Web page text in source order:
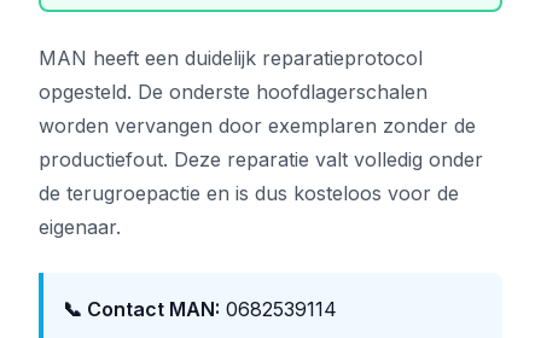
MAN heeft een duidelijk reparatieprotocol
opgesteld. De onderste hoofdlagerschalen
worden vervangen door exemplaren zonder de
productiefout. Deze reparatie valt volledig onder
de terugroepactie en is dus kosteloos voor de
eigenaar.
📞 Contact MAN: 0682539114